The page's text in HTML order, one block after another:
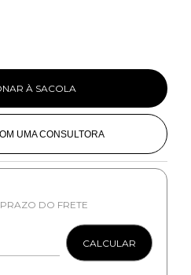
À SACOLA
UMA CONSULTORA
DO FRETE
CALCULAR